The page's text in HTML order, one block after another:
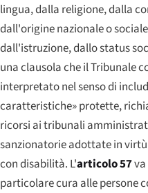
lingua, dalla religione, dalla
dall'origine nazionale o
dall'istruzione, dallo status
una clausola che il Tribunale
interpretato nel senso di
caratteristiche» protette,
ricorsi ai tribunali
sanzionatorie adottate in
con disabilità. L'articolo 57
particolare cura alle persone